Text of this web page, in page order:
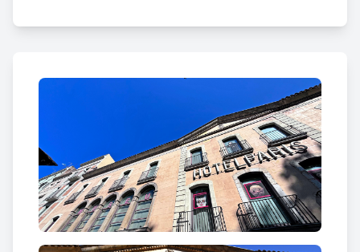
Joguet de Catalunya, remodelat l'any 1998,
A partir de l'aportació inicial de Josep Maria Joan i
Rosa, un col·leccionista de joguines, el museu actual
exhibeix més de 4000 peces, moltes acompanyades
de fotografies antigues que ens ajuda a situar-les
cronològicament i a veure com s'hi jugava. Alguns
joguets havien pertangut a personatges com Anna
Maria i Salvador Dalí, Federico García Lorca, Joan
Miró, Carles Fages de Climent, Josep Palau i Fabre,